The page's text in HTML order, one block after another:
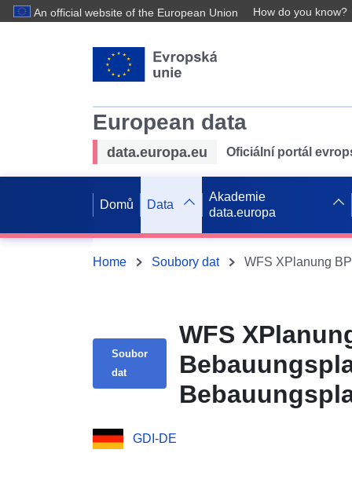
An official website of the European Union How do you know?
European data
data.europa.eu Oficiální portál
Domů Data
Akademie
data.europa
Home Soubory dat
Soubor
dat
WFS
GDI-DE